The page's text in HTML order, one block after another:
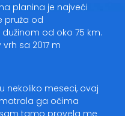
planina je najveći
pruža od
od oko 75 km.
sa 2017 m
nekoliko meseci, ovaj
ga očima
tamo provela me